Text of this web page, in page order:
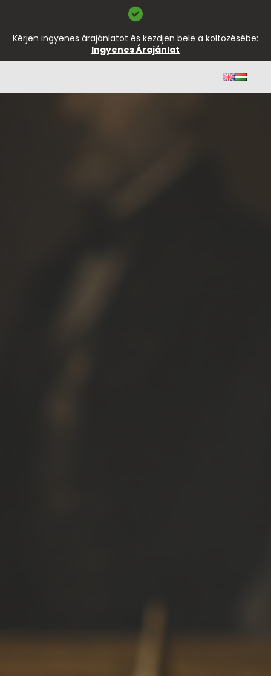
Kérjen ingyenes árajánlatot és kezdjen bele a költözésébe:
Ingyenes Árajánlat